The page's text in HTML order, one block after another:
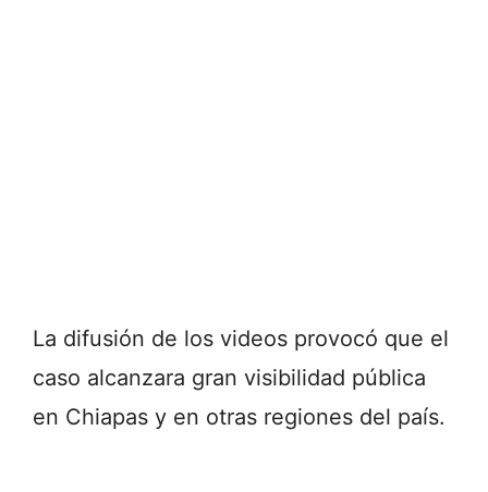
La difusión de los videos provocó que el
caso alcanzara gran visibilidad pública
en Chiapas y en otras regiones del país.